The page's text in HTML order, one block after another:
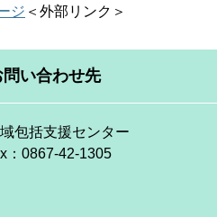
ジ ＜外部リンク＞
い合わせ先
包括支援センター
：0867-42-1305